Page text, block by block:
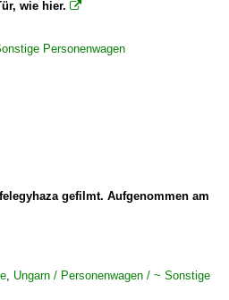
wie hier. 
Personenwagen
gefilmt. Aufgenommen am
, Ungarn / Personenwagen / ~ Sonstige